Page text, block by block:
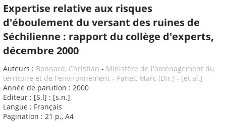
Expertise relative aux risques
d'éboulement du versant des ruines de
Séchilienne : rapport du collège d'experts,
décembre 2000
Auteurs : Bonnard, Christian - Ministère de l'aménagement du
territoire et de l'environnement - Panet, Marc (Dir.) - [et al.]
Année de parution : 2000
Editeur : [S.l] : [s.n.]
Langue : Français
Pagination : 21 p., A4